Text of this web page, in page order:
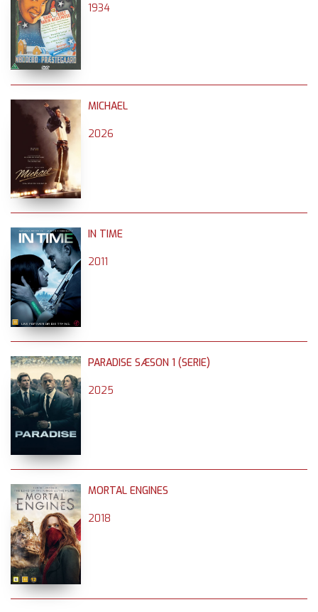
1934
MICHAEL
2026
IN TIME
2011
PARADISE SÆSON 1 (SERIE)
2025
MORTAL ENGINES
2018